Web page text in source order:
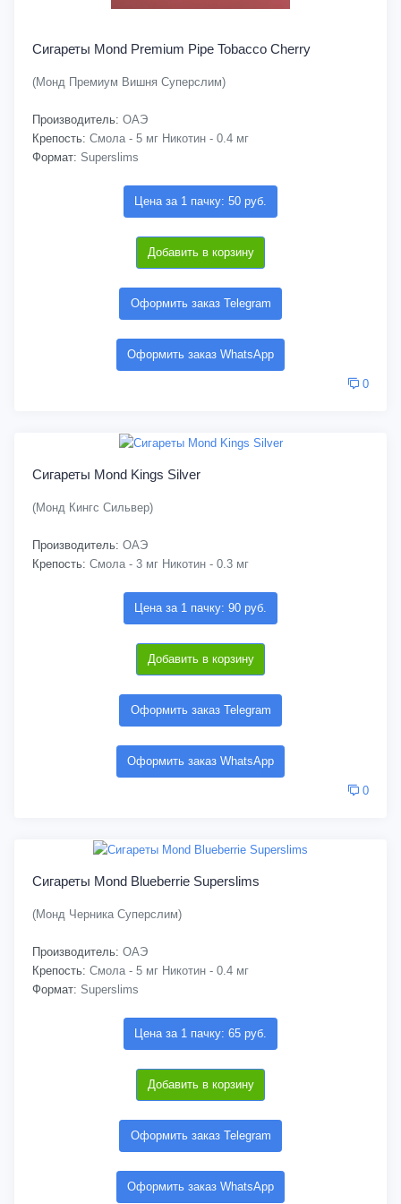
Сигареты Mond Premium Pipe Tobacco Cherry
(Монд Премиум Вишня Суперслим)
Производитель: ОАЭ
Крепость: Смола - 5 мг Никотин - 0.4 мг
Формат: Superslims
Цена за 1 пачку: 50 руб.
Добавить в корзину
Оформить заказ Telegram
Оформить заказ WhatsApp
0
Сигареты Mond Kings Silver
(Монд Кингс Сильвер)
Производитель: ОАЭ
Крепость: Смола - 3 мг Никотин - 0.3 мг
Цена за 1 пачку: 90 руб.
Добавить в корзину
Оформить заказ Telegram
Оформить заказ WhatsApp
0
Сигареты Mond Blueberrie Superslims
(Монд Черника Суперслим)
Производитель: ОАЭ
Крепость: Смола - 5 мг Никотин - 0.4 мг
Формат: Superslims
Цена за 1 пачку: 65 руб.
Добавить в корзину
Оформить заказ Telegram
Оформить заказ WhatsApp